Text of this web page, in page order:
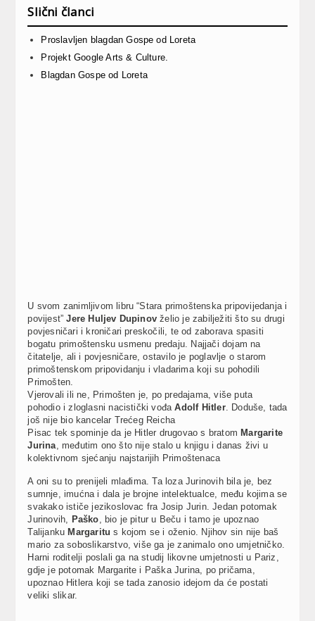
Slični članci
Proslavljen blagdan Gospe od Loreta
Projekt Google Arts & Culture.
Blagdan Gospe od Loreta
U svom zanimljivom libru “Stara primoštenska pripovijedanja i
povijest”Jere Huljev Dupinov želio je zabilježiti što su drugi
povjesničari i kroničari preskočili, te od zaborava spasiti
bogatu primoštensku usmenu predaju. Najjači dojam na
čitatelje, ali i povjesničare, ostavilo je poglavlje o starom
primoštenskom pripovidanju i vladarima koji su pohodili
Primošten.
Vjerovali ili ne, Primošten je, po predajama, više puta
pohodio i zloglasni nacistički vođaAdolf Hitler. Doduše, tada
još nije bio kancelar Trećeg Reicha
Pisac tek spominje da je Hitler drugovao s bratom Margarite
Jurina , međutim ono što nije stalo u knjigu i danas živi u
kolektivnom sjećanju najstarijih Primoštenaca
A oni su to prenijeli mlađima. Ta loza Jurinovih bila je, bez
sumnje, imućna i dala je brojne intelektualce, među kojima se
svakako ističe jezikoslovac fra Josip Jurin. Jedan potomak
Jurinovih,
Paško , bio je pitur u Beču i tamo je upoznao
Talijanku Margaritus kojom se i oženio. Njihov sin nije baš
mario za soboslikarstvo, više ga je zanimalo ono umjetničko.
Harni roditelji poslali ga na studij likovne umjetnosti u Pariz,
gdje je potomak Margarite i Paška Jurina, po pričama,
upoznao Hitlera koji se tada zanosio idejom da će postati
veliki slikar.